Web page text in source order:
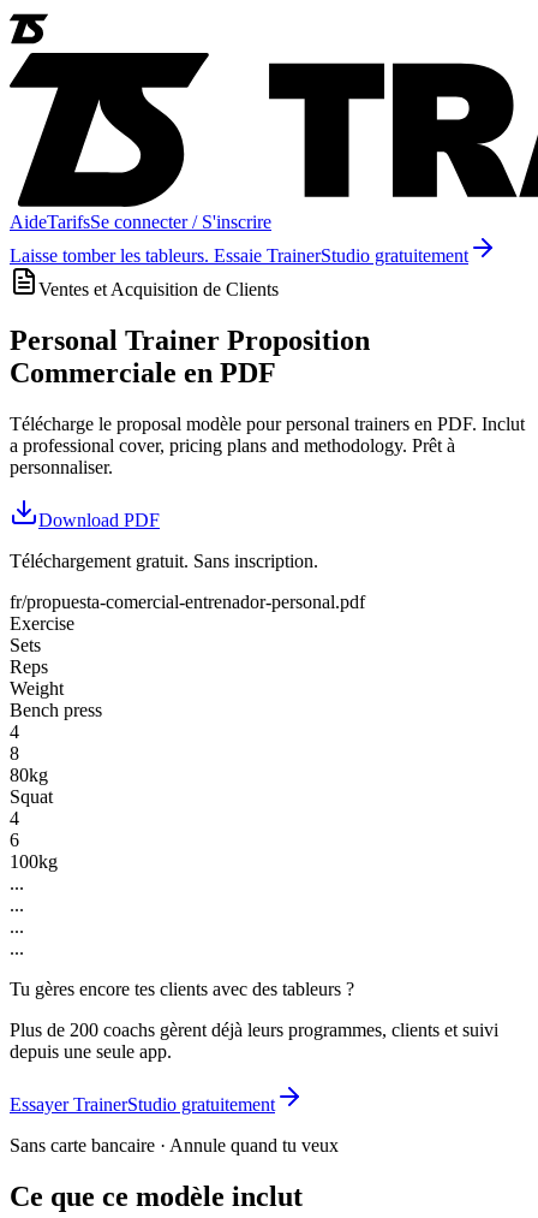
AideTarifsSe connecter / S'inscrire
Laisse tomber les tableurs. Essaie TrainerStudio gratuitement
Ventes et Acquisition de Clients
Personal Trainer Proposition
Commerciale en PDF
Télécharge le proposal modèle pour personal trainers en PDF. Inclut
a professional cover, pricing plans and methodology. Prêt à
personnaliser.
Download PDF
Téléchargement gratuit. Sans inscription.
fr/propuesta-comercial-entrenador-personal.pdf
Exercise
Sets
Reps
Weight
Bench press
4
8
80kg
Squat
4
6
100kg
...
...
...
...
Tu gères encore tes clients avec des tableurs ?
Plus de 200 coachs gèrent déjà leurs programmes, clients et suivi
depuis une seule app.
Essayer TrainerStudio gratuitement
Sans carte bancaire · Annule quand tu veux
Ce que ce modèle inclut